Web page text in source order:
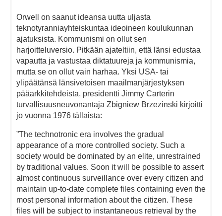
Orwell on saanut ideansa uutta uljasta
teknotyranniayhteiskuntaa ideoineen koulukunnan
ajatuksista. Kommunismi on ollut sen
harjoitteluversio. Pitkään ajateltiin, että länsi edustaa
vapautta ja vastustaa diktatuureja ja kommunismia,
mutta se on ollut vain harhaa. Yksi USA- tai
ylipäätänsä länsivetoisen maailmanjärjestyksen
pääarkkitehdeista, presidentti Jimmy Carterin
turvallisuusneuvonantaja Zbigniew Brzezinski kirjoitti
jo vuonna 1976 tällaista:
”The technotronic era involves the gradual
appearance of a more controlled society. Such a
society would be dominated by an elite, unrestrained
by traditional values. Soon it will be possible to assert
almost continuous surveillance over every citizen and
maintain up-to-date complete files containing even the
most personal information about the citizen. These
files will be subject to instantaneous retrieval by the